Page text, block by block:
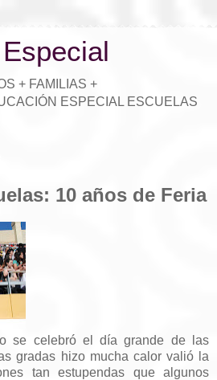
+ FAMILIAS +
ESPECIAL ESCUELAS
10 años de Feria
se celebró el día grande de las
gradas hizo mucha calor valió la
tan estupendas que algunos